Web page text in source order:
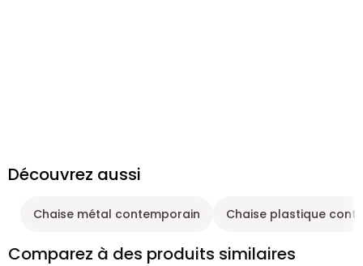
Découvrez aussi
Chaise métal contemporain Chaise plastique
Comparez à des produits similaires